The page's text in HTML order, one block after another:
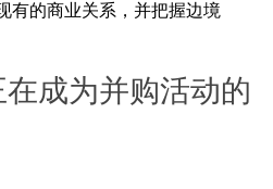
有的商业关系，并把握边境
成为并购活动的